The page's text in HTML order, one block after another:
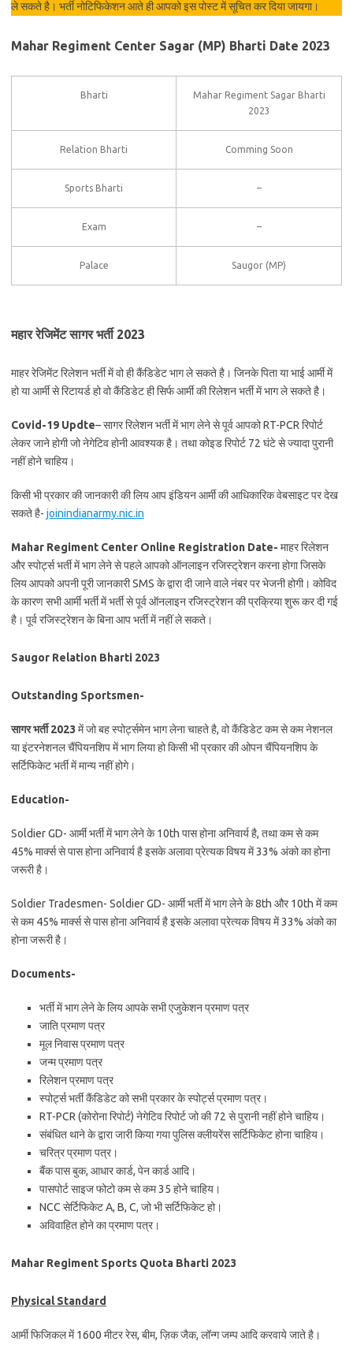
ले सकते है। भर्ती नोटिफिकेशन आते ही आपको इस पोस्ट में सूचित कर दिया जायगा।
Mahar Regiment Center Sagar (MP) Bharti Date 2023
Bharti
Mahar Regiment Sagar Bharti
2023
Relation Bharti Comming Soon
Sports Bharti –
Exam –
Palace Saugor (MP)
महार रेजिमेंट सागर भर्ती 2023
माहर रेजिमेंट रिलेशन भर्ती में वो ही कैंडिडेट भाग ले सकते है। जिनके पिता या भाई आर्मी में
हो या आर्मी से रिटायर्ड हो वो कैंडिडेट ही सिर्फ आर्मी की रिलेशन भर्ती में भाग ले सकते है।
Covid-19 Updte– सागर रिलेशन भर्ती में भाग लेने से पूर्व आपको RT-PCR रिपोर्ट
लेकर जाने होगी जो नेगेटिव होनी आवश्यक है। तथा कोइड रिपोर्ट 72 घंटे से ज्यादा पुरानी
नहीं होने चाहिय।
किसी भी प्रकार की जानकारी की लिय आप इंडियन आर्मी की आधिकारिक वेबसाइट पर देख
सकते है- joinindianarmy.nic.in
Mahar Regiment Center Online Registration Date- माहर रिलेशन
और स्पोर्ट्स भर्ती में भाग लेने से पहले आपको ऑनलाइन रजिस्ट्रेशन करना होगा जिसके
लिय आपको अपनी पूरी जानकारी SMS के द्वारा दी जाने वाले नंबर पर भेजनी होगी। कोविद
के कारण सभी आर्मी भर्ती में भर्ती से पूर्व ऑनलाइन रजिस्ट्रेशन की प्रक्रिया शुरू कर दी गई
है। पूर्व रजिस्ट्रेशन के बिना आप भर्ती में नहीं ले सकते।
Saugor Relation Bharti 2023
Outstanding Sportsmen-
सागर भर्ती 2023 में जो बह स्पोर्ट्समेन भाग लेना चाहते है, वो कैंडिडेट कम से कम नेशनल
या इंटरनेशनल चैंपियनशिप में भाग लिया हो किसी भी प्रकार की ओपन चैंपियनशिप के
सर्टिफिकेट भर्ती में मान्य नहीं होगे।
Education-
Soldier GD- आर्मी भर्ती में भाग लेने के 10th पास होना अनिवार्य है, तथा कम से कम
45% मार्क्स से पास होना अनिवार्य है इसके अलावा प्रेत्यक विषय में 33% अंको का होना
जरूरी है।
Soldier Tradesmen- Soldier GD- आर्मी भर्ती में भाग लेने के 8th और 10th में कम
से कम 45% मार्क्स से पास होना अनिवार्य है इसके अलावा प्रेत्यक विषय में 33% अंको का
होना जरूरी है।
Documents-
भर्ती में भाग लेने के लिय आपके सभी एजुकेशन प्रमाण पत्र
जाति प्रमाण पत्र
मूल निवास प्रमाण पत्र
जन्म प्रमाण पत्र
रिलेशन प्रमाण पत्र
स्पोर्ट्स भर्ती कैंडिडेट को सभी प्रकार के स्पोर्ट्स प्रमाण पत्र।
RT-PCR (कोरोना रिपोर्ट) नेगेटिव रिपोर्ट जो की 72 से पुरानी नहीं होने चाहिय।
संबंधित थाने के द्वारा जारी किया गया पुलिस क्लीयरेंस सर्टिफिकेट होना चाहिय।
चरित्र प्रमाण पत्र।
बैंक पास बुक, आधार कार्ड, पेन कार्ड आदि।
पासपोर्ट साइज फोटो कम से कम 35 होने चाहिय।
NCC सेर्टिफिकेट A, B, C, जो भी सर्टिफिकेट हो।
अविवाहित होने का प्रमाण पत्र।
Mahar Regiment Sports Quota Bharti 2023
Physical Standard
आर्मी फिजिकल में 1600 मीटर रेस, बीम, ज़िक जैक, लॉन्ग जम्प आदि करवाये जाते है।